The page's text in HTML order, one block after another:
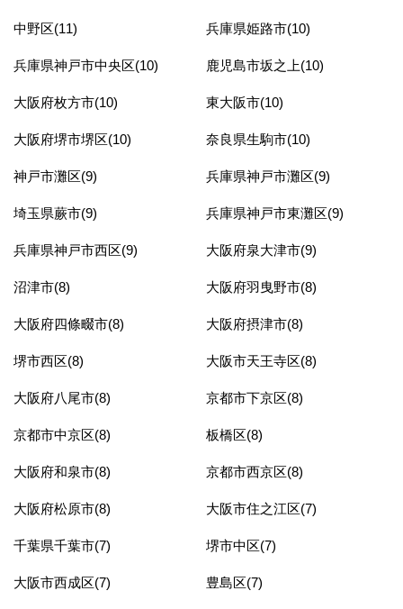
中野区(11) 兵庫県姫路市(10)
兵庫県神戸市中央区(10) 鹿児島市坂之上(10)
大阪府枚方市(10) 東大阪市(10)
大阪府堺市堺区(10) 奈良県生駒市(10)
神戸市灘区(9) 兵庫県神戸市灘区(9)
埼玉県蕨市(9) 兵庫県神戸市東灘区(9)
兵庫県神戸市西区(9) 大阪府泉大津市(9)
沼津市(8) 大阪府羽曳野市(8)
大阪府四條畷市(8) 大阪府摂津市(8)
堺市西区(8) 大阪市天王寺区(8)
大阪府八尾市(8) 京都市下京区(8)
京都市中京区(8) 板橋区(8)
大阪府和泉市(8) 京都市西京区(8)
大阪府松原市(8) 大阪市住之江区(7)
千葉県千葉市(7) 堺市中区(7)
大阪市西成区(7) 豊島区(7)